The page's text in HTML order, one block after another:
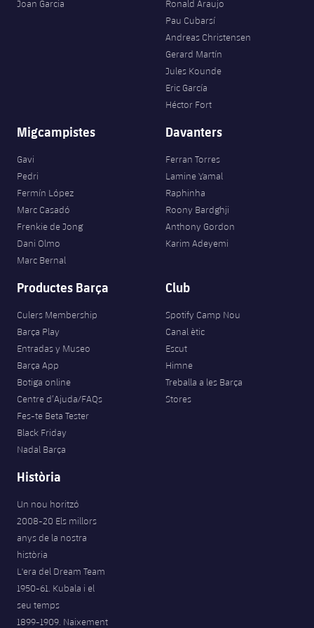
Serveis Mèdics
Jugadors
Palmarès
Classificació
plusicon
més
Infantil
Entrades
Resultats
Classificació
Jugadors
Fotos
Palmarès
Calendari
Resultats
Jugadors
Base
plusicon
més
Actualitat
Barça C
Junior
Juvenil
Infantil
Aleví
Campus Estiu
Informació general
Notícies
Atletisme
plusicon
més
Actualitat
Masculí
Femení
Agenda
Bàsquet en cadira de rodes
plusicon
més
Actualitat
Jugadors
Calendari
Resultats
Hockey gel
plusicon
més
Actualitat
Calendari
Classificació
Hoquei herba
Hockey Herba Masculí
plusicon
més
Actualitat
Plantilla
Agenda
Escola de Patinatge
Rugby
plusicon
més
Actualitat
Voleibol
plusicon
més
Joan Garcia
Ronald Araujo
Pau Cubarsí
Andreas Christensen
Gerard Martín
Jules Kounde
Eric García
Héctor Fort
Migcampistes
Gavi
Pedri
Fermín López
Marc Casadó
Frenkie de Jong
Dani Olmo
Marc Bernal
Davanters
Ferran Torres
Lamine Yamal
Raphinha
Roony Bardghji
Anthony Gordon
Karim Adeyemi
Productes Barça
Culers Membership
Barça Play
Entradas y Museo
Barça App
Botiga online
Centre d’Ajuda/FAQs
Fes-te Beta Tester
Black Friday
Nadal Barça
Club
Spotify Camp Nou
Canal ètic
Escut
Himne
Treballa a les Barça
Stores
Història
Un nou horitzó
2008-20 Els millors
anys de la nostra
història
L'era del Dream Team
1950-61. Kubala i el
seu temps
1899-1909. Naixement